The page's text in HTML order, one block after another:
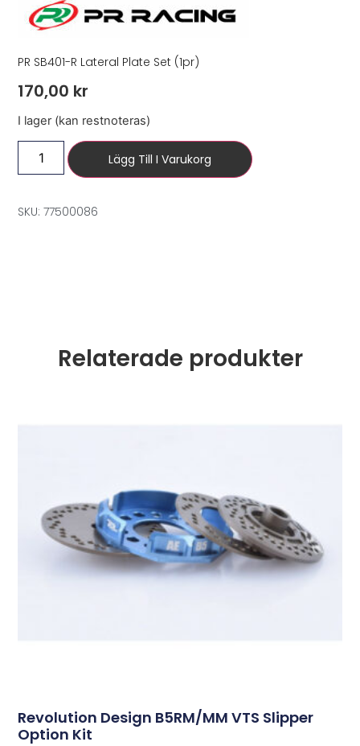
PR SB401-R Lateral Plate Set (1pr)
170,00 kr
I lager (kan restnoteras)
Lägg Till I Varukorg
SKU: 77500086
Relaterade produkter
Revolution Design B5RM/MM VTS Slipper
Option Kit